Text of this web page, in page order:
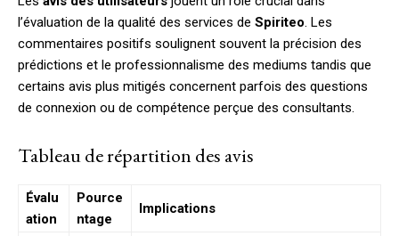
l’évaluation de la qualité des services de Spiriteo. Les
commentaires positifs soulignent souvent la précision des
prédictions et le professionnalisme des mediums tandis que
certains avis plus mitigés concernent parfois des questions
de connexion ou de compétence perçue des consultants.
Tableau de répartition des avis
Évalu
ation
Pource
ntage
Implications